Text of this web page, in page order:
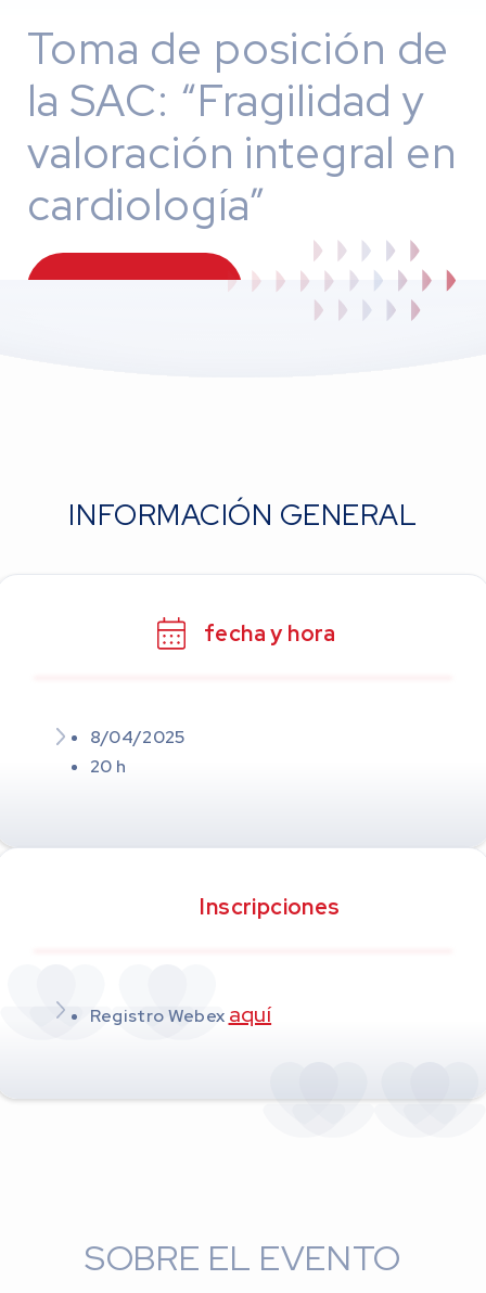
Toma de posición de
la SAC: “Fragilidad y
valoración integral en
cardiología”
INFORMACIÓN GENERAL
fecha y hora
8/04/2025
20 h
Inscripciones
Registro Webex aquí
SOBRE EL EVENTO